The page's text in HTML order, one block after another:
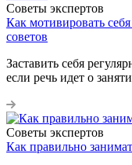
Советы экспертов
Как мотивировать
советов
Заставить себя
если речь идет о
Советы экспертов
Как правильно